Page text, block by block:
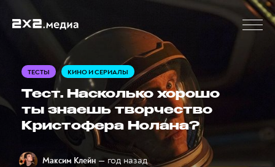
ТЕСТЫ КИНО И СЕРИАЛЫ
Тест. Насколько хорошо
ты знаешь творчество
Кристофера Нолана?
Максим Клейн — год назад